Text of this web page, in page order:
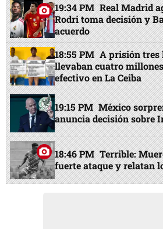
19:34 PM Real Madrid
Rodri toma decisión y
acuerdo
18:55 PM A prisión tres
llevaban cuatro
efectivo en La Ceiba
19:15 PM México
anuncia decisión sobre
18:46 PM Terrible:
fuerte ataque y relatan